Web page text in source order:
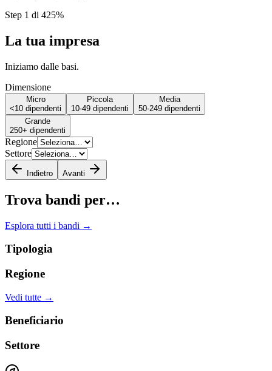
Step 1 di 425%
La tua impresa
Iniziamo dalle basi.
Dimensione
Micro
<10 dipendenti
Piccola
10-49 dipendenti
Media
50-249 dipendenti
Grande
250+ dipendenti
Regione
Settore
Indietro Avanti
Trova bandi per…
Esplora tutti i bandi →
Tipologia
Regione
Vedi tutte →
Beneficiario
Settore